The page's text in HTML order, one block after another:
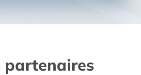
partenaires